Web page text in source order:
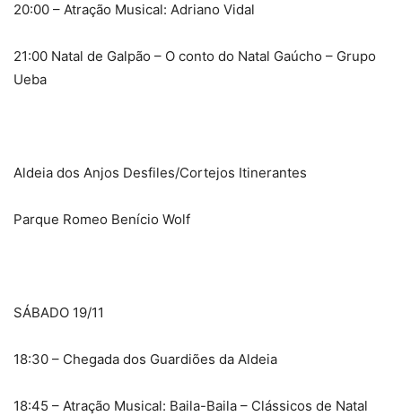
20:00 – Atração Musical: Adriano Vidal
21:00 Natal de Galpão – O conto do Natal Gaúcho – Grupo
Ueba
Aldeia dos Anjos Desfiles/Cortejos Itinerantes
Parque Romeo Benício Wolf
SÁBADO 19/11
18:30 – Chegada dos Guardiões da Aldeia
18:45 – Atração Musical: Baila-Baila – Clássicos de Natal